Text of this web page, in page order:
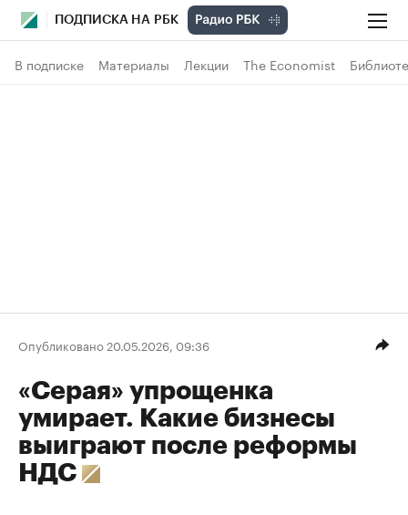
ПОДПИСКА НА РБК
В подписке Материалы Лекции The Economist
Опубликовано 20.05.2026, 09:36
«Серая» упрощенка
умирает. Какие бизнесы
выиграют после реформы
НДС